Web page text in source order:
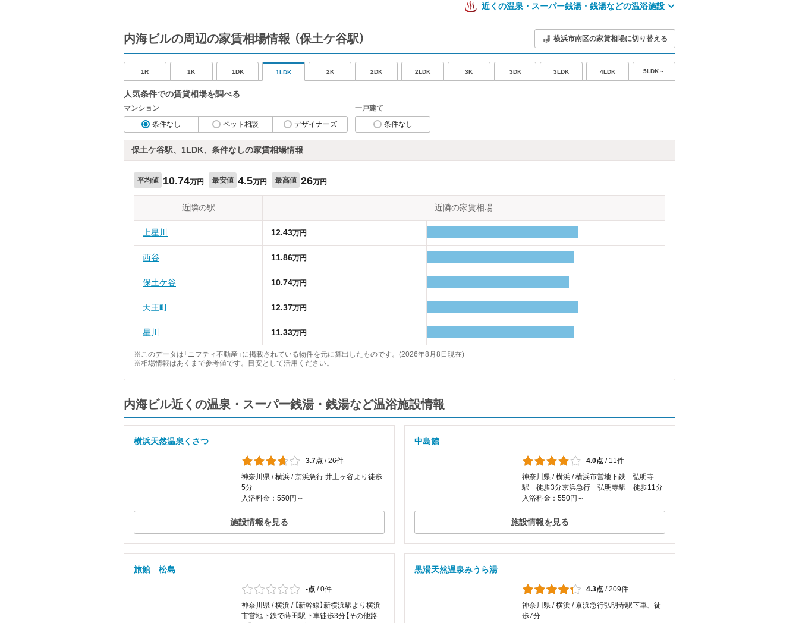
近くの温泉・スーパー銭湯・銭湯などの温浴施設
内海ビルの周辺の家賃相場情報 （保土ケ谷駅） 横浜市南区の家賃相場に切り替える
1R 1K 1DK 1LDK 2K 2DK 2LDK 3K 3DK 3LDK 4LDK 5LDK～
人気条件での賃貸相場を調べる
マンション
条件なし
ペット相談 デザイナーズ
一戸建て
条件なし
保土ケ谷駅、1LDK、条件なしの家賃相場情報
平均値 10.74万円 最安値 4.5万円 最高値 26万円
近隣の駅 近隣の家賃相場
上星川 12.43万円
西谷 11.86万円
保土ケ谷 10.74万円
天王町 12.37万円
星川 11.33万円
※このデータは「ニフティ不動産」に掲載されている物件を元に算出したものです。(2026年8月8日現在)
※相場情報はあくまで参考値です。目安として活用ください。
内海ビル近くの温泉・スーパー銭湯・銭湯など温浴施設情報
横浜天然温泉くさつ
3.7点 /26件
神奈川県 / 横浜 / 京浜急行 井土ヶ谷より徒歩
5分
入浴料金：550円～
施設情報を見る
中島館
4.0点 / 11件
神奈川県 / 横浜 / 横浜市営地下鉄 弘明寺
駅 徒歩3分京浜急行 弘明寺駅 徒歩11分
入浴料金：550円～
施設情報を見る
旅館 松島
-点 /0件
神奈川県 / 横浜 / 【新幹線】新横浜駅より横浜
市営地下鉄で蒔田駅下車徒歩3分【その他路
黒湯天然温泉みうら湯
4.3点 /209件
神奈川県 / 横浜 / 京浜急行弘明寺駅下車、徒
歩7分